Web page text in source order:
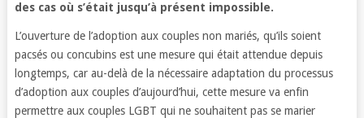
des cas où s’était jusqu’à présent impossible.
L’ouverture de l’adoption aux couples non mariés, qu’ils soient
pacsés ou concubins est une mesure qui était attendue depuis
longtemps, car au-delà de la nécessaire adaptation du processus
d’adoption aux couples d’aujourd’hui, cette mesure va enfin
permettre aux couples LGBT qui ne souhaitent pas se marier